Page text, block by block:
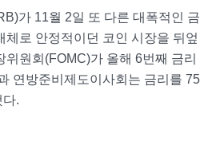
가 11월 2일 또 다른 대폭적인 금
체로 안정적이던 코인 시장을 뒤엎
원회(FOMC)가 올해 6번째 금리
연방준비제도이사회는 금리를 75
다.